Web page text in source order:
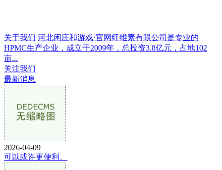
关于我们 河北闲庄和游戏·官网纤维素有限公司是专业的
HPMC生产企业，成立于2009年，总投资3.8亿元，占地102
亩...
关注我们
最新消息
2026-04-09
可以或许更便利、